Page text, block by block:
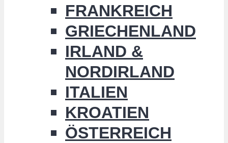
FRANKREICH
GRIECHENLAND
IRLAND &
NORDIRLAND
ITALIEN
KROATIEN
ÖSTERREICH